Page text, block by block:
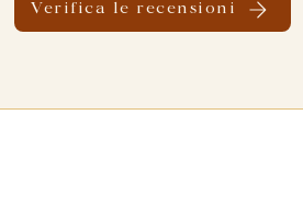
Verifica le recensioni